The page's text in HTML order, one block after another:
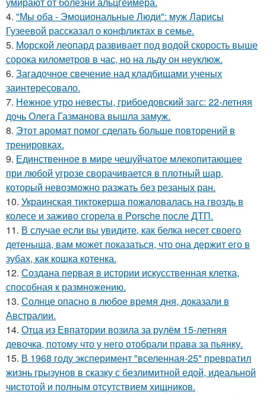
4. "Мы оба - Эмоциональные Люди": муж Ларисы
Гузеевой рассказал о конфликтах в семье.
5. Морской леопард развивает под водой скорость выше
сорока километров в час, но на льду он неуклюж.
6. Загадочное свечение над кладбищами ученых
заинтересовало.
7. Нежное утро невесты, грибоедовский загс: 22-летняя
дочь Олега Газманова вышла замуж.
8. Этот аромат помог сделать больше повторений в
тренировках.
9. Единственное в мире чешуйчатое млекопитающее
при любой угрозе сворачивается в плотный шар,
который невозможно разжать без резаных ран.
10. Украинская тиктокерша пожаловалась на гвоздь в
колесе и заживо сгорела в Porsche после ДТП.
11. В случае если вы увидите, как белка несет своего
детеныша, вам может показаться, что она держит его в
зубах, как кошка котенка.
12. Создана первая в истории искусственная клетка,
способная к размножению.
13. Солнце опасно в любое время дня, доказали в
Австралии.
14. Отца из Евпатории возила за рулём 15-летняя
девочка, потому что у него отобрали права за пьянку.
15. В 1968 году эксперимент "вселенная-25" превратил
жизнь грызунов в сказку с безлимитной едой, идеальной
чистотой и полным отсутствием хищников.